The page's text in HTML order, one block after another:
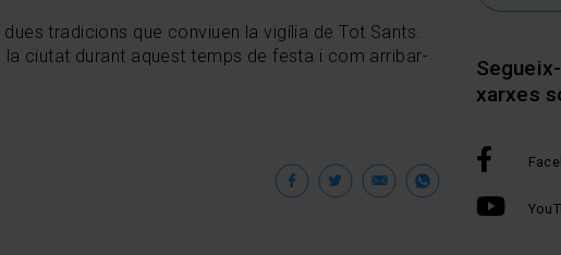
tradicions que conviuen la vigília de Tot Sants.
la ciutat durant aquest temps de festa i com arribar-
Facebook
TwitterEmail
xarxes